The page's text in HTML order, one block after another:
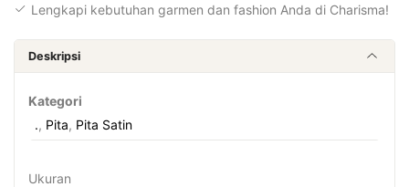
Lengkapi kebutuhan garmen dan fashion Anda di Charisma!
Deskripsi
Kategori
., Pita, Pita Satin
Ukuran